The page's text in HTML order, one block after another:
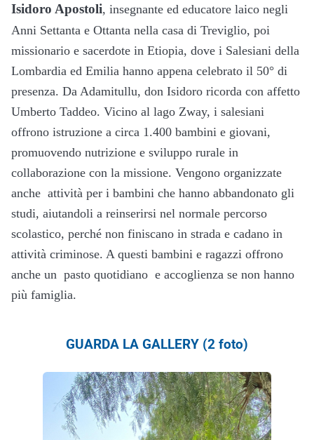
Isidoro Apostoli, insegnante ed educatore laico negli
Anni Settanta e Ottanta nella casa di Treviglio, poi
missionario e sacerdote in Etiopia, dove i Salesiani della
Lombardia ed Emilia hanno appena celebrato il 50° di
presenza. Da Adamitullu, don Isidoro ricorda con affetto
Umberto Taddeo. Vicino al lago Zway, i salesiani
offrono istruzione a circa 1.400 bambini e giovani,
promuovendo nutrizione e sviluppo rurale in
collaborazione con la missione. Vengono organizzate
anche attività per i bambini che hanno abbandonato gli
studi, aiutandoli a reinserirsi nel normale percorso
scolastico, perché non finiscano in strada e cadano in
attività criminose. A questi bambini e ragazzi offrono
anche un pasto quotidiano e accoglienza se non hanno
più famiglia.
GUARDA LA GALLERY (2 foto)